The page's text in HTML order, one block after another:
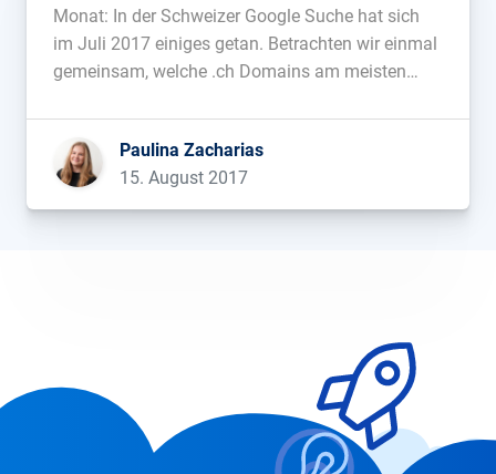
Monat: In der Schweizer Google Suche hat sich
im Juli 2017 einiges getan. Betrachten wir einmal
gemeinsam, welche .ch Domains am meisten
konnten. Top 10 Verlierer aus der Schweiz
Kanibalisierung im eigenen Haus Teltarif.ch als
auch bergfex.ch […]...
Paulina Zacharias
15. August 2017